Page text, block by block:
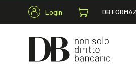
Login DB